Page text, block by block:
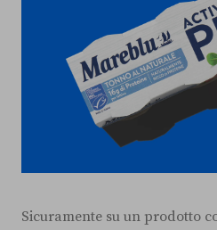
Sicuramente su un prodotto